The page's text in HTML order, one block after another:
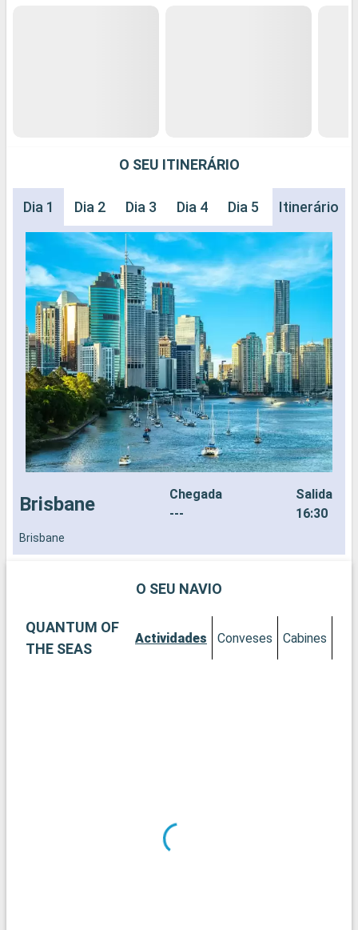
O SEU ITINERÁRIO
Dia 1 Dia 2 Dia 3 Dia 4 Dia 5 Dia 6 Dia
Itinerário
Brisbane
Chegada
---
Salida
16:30
Brisbane
O SEU NAVIO
QUANTUM OF
THE SEAS
Actividades Conveses Cabines